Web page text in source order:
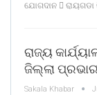
ଯୋଗଦାନ 
ରାଜ୍ୟ
ଜିଲ୍ଲା
Sakala Khabar